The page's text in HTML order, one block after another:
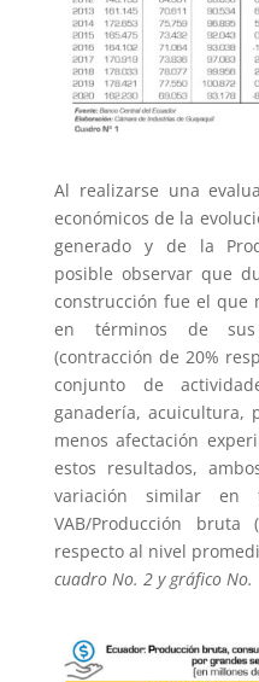
Al realizarse una
económicos de la
generado y de la
posible observar que
construcción fue el que
en términos de
(contracción de 20%
conjunto de
ganadería, acuicultura,
menos afectación
estos resultados,
variación similar en
VAB/Producción bruta
respecto al nivel
cuadro No. 2 y gráfico No.